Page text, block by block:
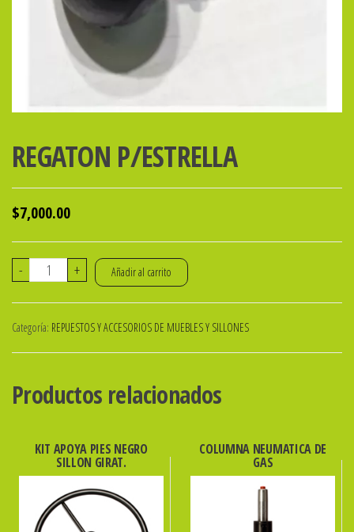
REGATON P/ESTRELLA
$7,000.00
-
REGATON
+ Añadir al carrito
Categoría: REPUESTOS Y ACCESORIOS DE MUEBLES Y SILLONES
Productos relacionados
KIT APOYA PIES NEGRO
SILLON GIRAT.
COLUMNA NEUMATICA DE
GAS